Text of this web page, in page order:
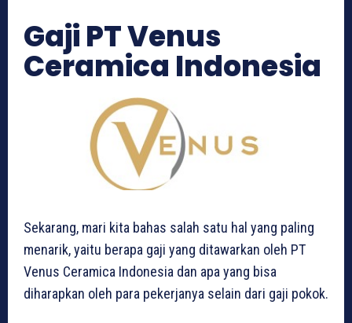
Gaji PT Venus
Ceramica Indonesia
Sekarang, mari kita bahas salah satu hal yang paling
menarik, yaitu berapa gaji yang ditawarkan oleh PT
Venus Ceramica Indonesia dan apa yang bisa
diharapkan oleh para pekerjanya selain dari gaji pokok.